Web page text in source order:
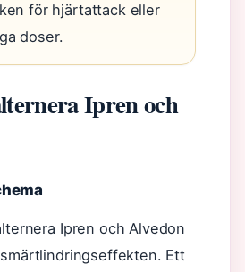
för hjärtattack eller
doser.
Ipren och
Ipren och Alvedon
Ett